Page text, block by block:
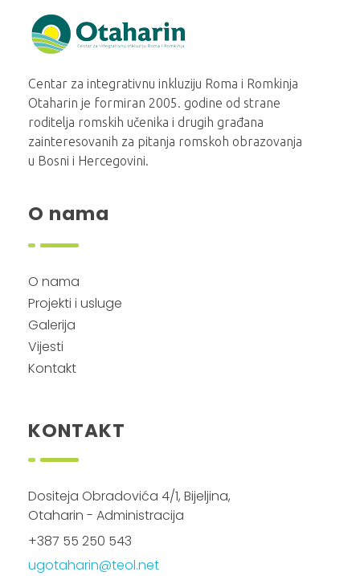
Centar za integrativnu inkluziju Roma i Romkinja
Otaharin je formiran 2005. godine od strane
roditelja romskih učenika i drugih građana
zainteresovanih za pitanja romskoh obrazovanja
u Bosni i Hercegovini.
O nama
O nama
Projekti i usluge
Galerija
Vijesti
Kontakt
KONTAKT
Dositeja Obradovića 4/1, Bijeljina,
Otaharin - Administracija
+387 55 250 543
ugotaharin@teol.net